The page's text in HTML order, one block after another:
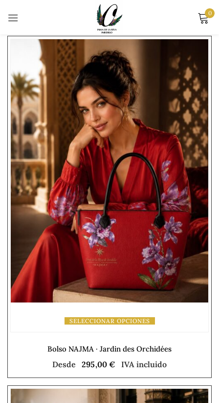
0
Mostrando los 4 resultados
SELECCIONAR OPCIONES
Bolso NAJMA · Jardin des Orchidées
Desde 295,00 € IVA incluido
Sign in
Remember me Lost password?
LOG IN
CREATE AN ACCOUNT